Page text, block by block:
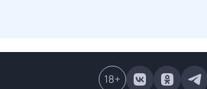
18+